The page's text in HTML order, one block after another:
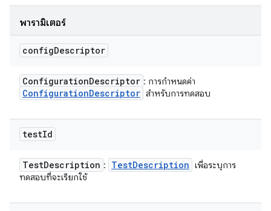
พารามิเตอร์
configDescriptor
ConfigurationDescriptor : การกำหนดค่า
ConfigurationDescriptor สำหรับการทดสอบ
testId
TestDescription : TestDescription เพื่อระบุการ
ทดสอบที่จะเรียกใช้